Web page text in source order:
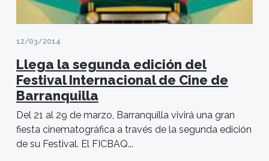
12/03/2014
Llega la segunda edición del
Festival Internacional de Cine de
Barranquilla
Del 21 al 29 de marzo, Barranquilla vivirá una gran
fiesta cinematográfica a través de la segunda edición
de su Festival. El FICBAQ...